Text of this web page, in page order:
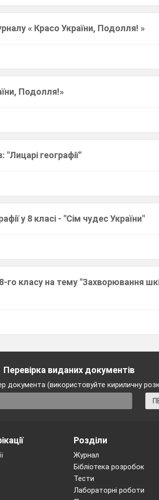
« Красо України, Подолля! »
Подолля!»
"Лицарі географії"
у 8 класі - "Сім чудес України"
го класу на тему "Захворювання
Перевірка виданих документів
документа (використовуйте кириличну
Розділи
Журнал
Бібліотека розробок
Тести
Лабораторні роботи